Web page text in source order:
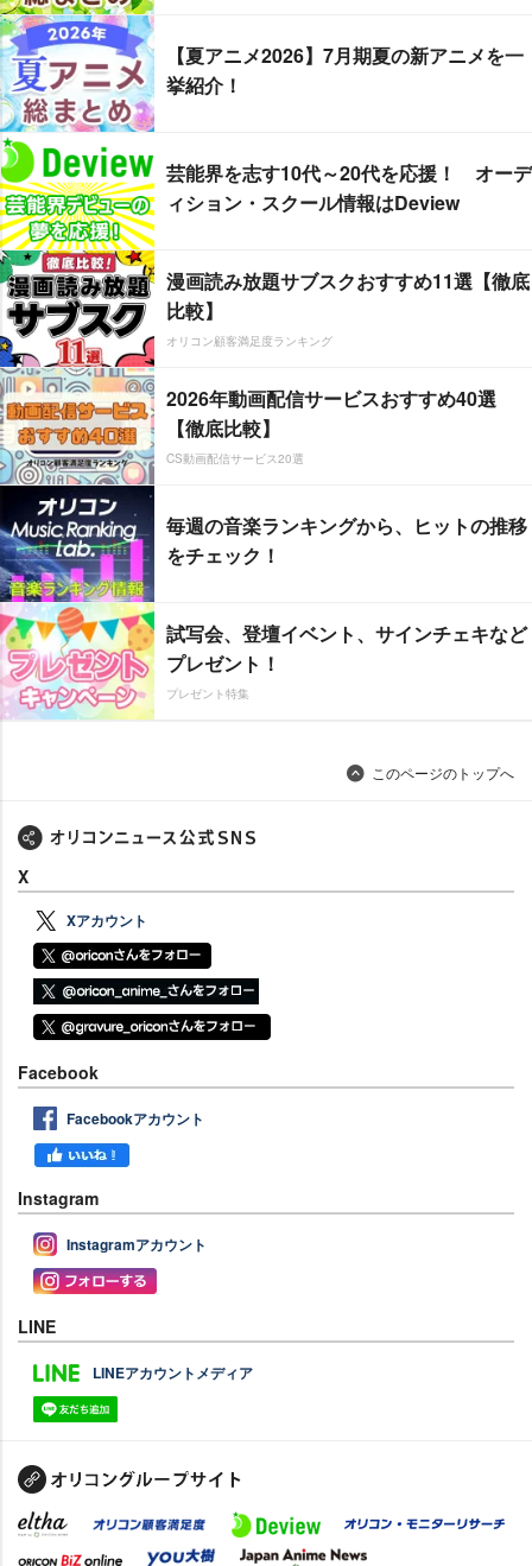
【夏アニメ2026】7月期夏の新アニメを一
挙紹介！
芸能界を志す10代～20代を応援！ オーデ
ィション・スクール情報はDeview
漫画読み放題サブスクおすすめ11選【徹底
比較】
オリコン顧客満足度ランキング
2026年動画配信サービスおすすめ40選
【徹底比較】
CS動画配信サービス20選
毎週の音楽ランキングから、ヒットの推移
をチェック！
試写会、登壇イベント、サインチェキなど
プレゼント！
プレゼント特集
このページのトップへ
X
Xアカウント
Facebook
Facebookアカウント
Instagram
Instagramアカウント
LINE
LINEアカウントメディア